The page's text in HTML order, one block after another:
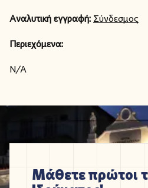
Αναλυτική εγγραφή: Σύνδεσμος
Περιεχόμενα:
N/A
Μάθετε πρώτοι